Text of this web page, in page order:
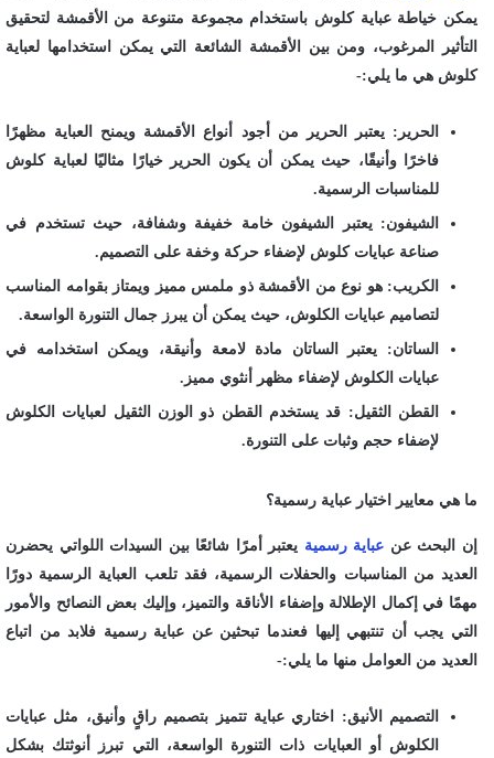
يمكن خياطة عباية كلوش باستخدام مجموعة متنوعة من الأقمشة لتحقيق
التأثير المرغوب، ومن بين الأقمشة الشائعة التي يمكن استخدامها لعباية
كلوش هي ما يلي:-
الحرير: يعتبر الحرير من أجود أنواع الأقمشة ويمنح العباية مظهرًا
فاخرًا وأنيقًا، حيث يمكن أن يكون الحرير خيارًا مثاليًا لعباية كلوش
للمناسبات الرسمية.
الشيفون: يعتبر الشيفون خامة خفيفة وشفافة، حيث تستخدم في
صناعة عبايات كلوش لإضفاء حركة وخفة على التصميم.
الكريب: هو نوع من الأقمشة ذو ملمس مميز ويمتاز بقوامه المناسب
لتصاميم عبايات الكلوش، حيث يمكن أن يبرز جمال التنورة الواسعة.
الساتان: يعتبر الساتان مادة لامعة وأنيقة، ويمكن استخدامه في
عبايات الكلوش لإضفاء مظهر أنثوي مميز.
القطن الثقيل: قد يستخدم القطن ذو الوزن الثقيل لعبايات الكلوش
لإضفاء حجم وثبات على التنورة.
ما هي معايير اختيار عباية رسمية؟
إن البحث عن عباية رسمية يعتبر أمرًا شائعًا بين السيدات اللواتي يحضرن
العديد من المناسبات والحفلات الرسمية، فقد تلعب العباية الرسمية دورًا
مهمًا في إكمال الإطلالة وإضفاء الأناقة والتميز، وإليك بعض النصائح والأمور
التي يجب أن تنتبهي إليها فعندما تبحثين عن عباية رسمية فلابد من اتباع
العديد من العوامل منها ما يلي:-
التصميم الأنيق: اختاري عباية تتميز بتصميم راقٍ وأنيق، مثل عبايات
الكلوش أو العبايات ذات التنورة الواسعة، التي تبرز أنوثتك بشكل